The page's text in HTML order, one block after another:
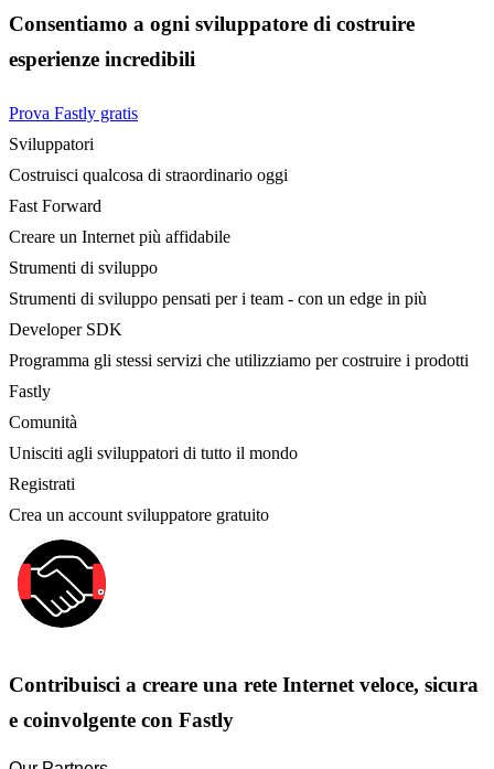
Consentiamo a ogni sviluppatore di costruire
esperienze incredibili
Prova Fastly gratis
Sviluppatori
Costruisci qualcosa di straordinario oggi
Fast Forward
Creare un Internet più affidabile
Strumenti di sviluppo
Strumenti di sviluppo pensati per i team - con un edge in più
Developer SDK
Programma gli stessi servizi che utilizziamo per costruire i prodotti
Fastly
Comunità
Unisciti agli sviluppatori di tutto il mondo
Registrati
Crea un account sviluppatore gratuito
Contribuisci a creare una rete Internet veloce, sicura
e coinvolgente con Fastly